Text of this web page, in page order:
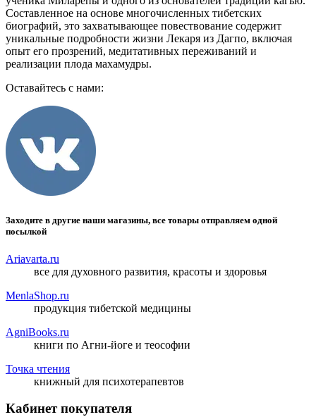
Составленное на основе многочисленных тибетских
биографий, это захватывающее повествование содержит
уникальные подробности жизни Лекаря из Дагпо, включая
опыт его прозрений, медитативных переживаний и
реализации плода махамудры.
Оставайтесь с нами:
Заходите в другие наши магазины, все товары отправляем одной
посылкой
Ariavarta.ru
все для духовного развития, красоты и здоровья
MenlaShop.ru
продукция тибетской медицины
AgniBooks.ru
книги по Агни-йоге и теософии
Точка чтения
книжный для психотерапевтов
Кабинет покупателя